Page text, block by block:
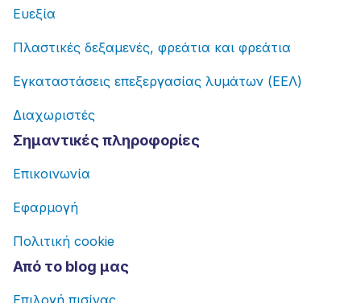
Ευεξία
Πλαστικές δεξαμενές, φρεάτια και φρεάτια
Εγκαταστάσεις επεξεργασίας λυμάτων (ΕΕΛ)
Διαχωριστές
Σημαντικές πληροφορίες
Επικοινωνία
Εφαρμογή
Πολιτική cookie
Από το blog μας
Επιλογή πισίνας